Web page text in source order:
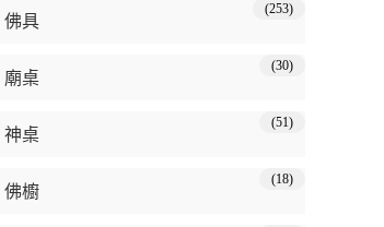
佛具
(253)
廟桌
(30)
神桌
(51)
佛櫥
(18)